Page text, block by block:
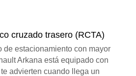
cruzado trasero (RCTA)
de estacionamiento con mayor
Arkana está equipado con
advierten cuando llega un